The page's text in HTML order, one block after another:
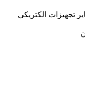
تجهیزات الکتریکی